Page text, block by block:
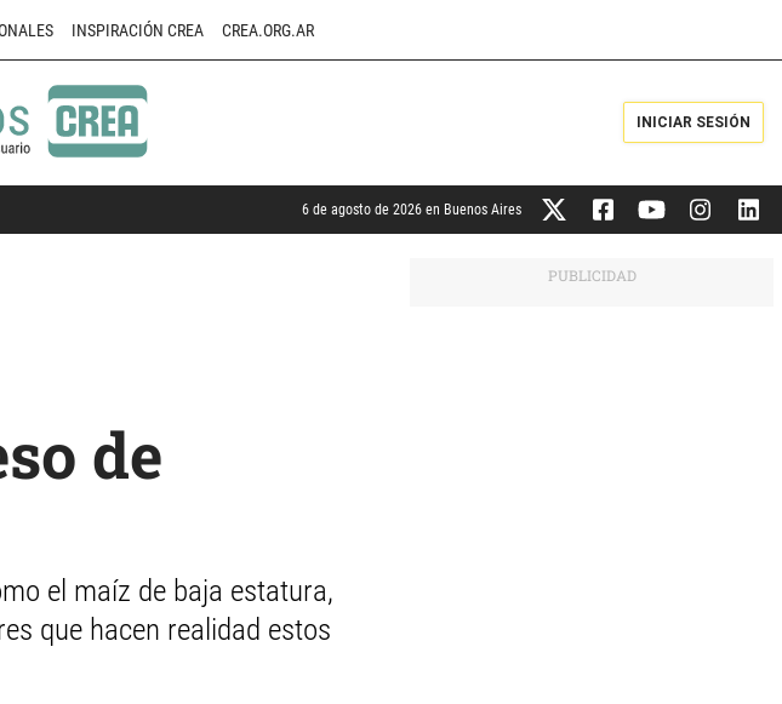
INSPIRACIÓN CREA CREA.ORG.AR
INICIAR SESIÓN
6 de agosto de 2026 en Buenos Aires
de
el maíz de baja estatura,
que hacen realidad estos